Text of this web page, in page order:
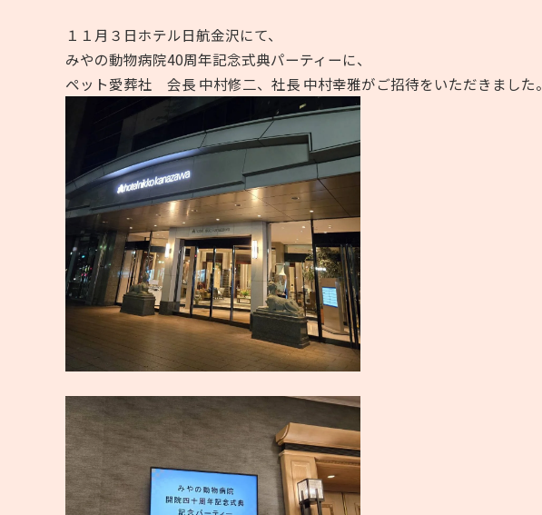
１１月３日ホテル日航金沢にて、
みやの動物病院40周年記念式典パーティーに、
ペット愛葬社 会長 中村修二、社長 中村幸雅がご招待をいただきました。